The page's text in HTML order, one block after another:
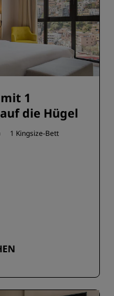
1
die Hügel
1 Kingsize-Bett